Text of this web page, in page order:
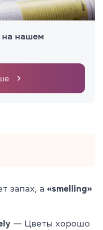
на нашем
запах, а «smelling»
— Цветы хорошо